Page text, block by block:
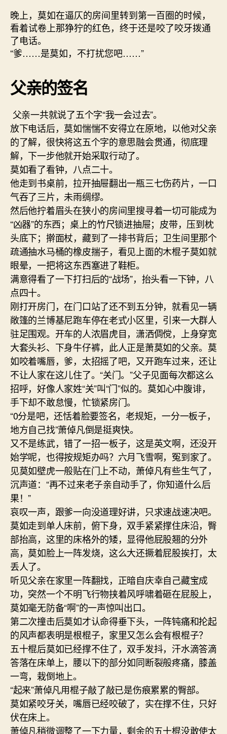
晚上，莫如在逼仄的房间里转到第一百圈的时候，
看着试卷上那狰狞的红色，终于还是咬了咬牙拨通
了电话。
“爹……是莫如，不打扰您吧……”
父亲的签名
父亲一共就说了五个字“我一会过去”。
放下电话后，莫如惴惴不安得立在原地，以他对父亲
的了解，很快将这五个字的意思融会贯通，彻底理
解，下一步他就开始采取行动了。
莫如看了看钟，八点二十。
他走到书桌前，拉开抽屉翻出一瓶三七伤药片，一口
气吞了三片，未雨绸缪。
然后他拧着眉头在狭小的房间里搜寻着一切可能成为
“凶器”的东西；桌上的竹尺锁进抽屉；皮带，压到枕
头底下；擀面杖，藏到了一排书背后；卫生间里那个
疏通抽水马桶的橡皮揣子，看见上面的木棍子莫如就
眼晕，一把将这东西塞进了鞋柜。
满意得看了一下打扫后的“战场”，抬头看一下钟，八
点四十。
刚打开房门，在门口站了还不到五分钟，就看见一辆
敞篷的兰博基尼跑车停在老式小区里，引来一大群人
驻足围观。开车的人浓眉虎目，潇洒倜傥，上身穿宽
大套头衫、下身牛仔裤，此人正是萧莫如的父亲。莫
如咬着嘴唇，爹，太招摇了吧，又开跑车过来，还让
不让人家在这儿住了。“关门。”父子见面每次都这么
招呼，好像人家姓“关”叫“门”似的。莫如心中腹诽，
手下却不敢怠慢，忙锁紧房门。
“0分是吧，还恬着脸要签名，老规矩，一分一板子，
地方自己找”萧倬凡倒是挺爽快。
又不是练武，错了一招一板子，这是英文啊，还没开
始学呢，也得按规矩办吗？六月飞雪啊，冤到家了。
见莫如壁虎一般贴在门上不动，萧倬凡有些生气了，
沉声道：“再不过来老子亲自动手了，你知道什么后
果！”
哀叹一声，跟爹一向没道理好讲，只求速战速决吧。
莫如走到单人床前，俯下身，双手紧紧撑住床沿，臀
部抬高，这里的床格外的矮，显得他屁股翘的分外
高，莫如脸上一阵发烧，这么大还撅着屁股挨打，太
丢人了。
听见父亲在家里一阵翻找，正暗自庆幸自己藏宝成
功，突然一个不明飞行物挟着风呼啸着砸在屁股上，
莫如毫无防备“啊”的一声惊叫出口。
第二次撞击后莫如才认命得垂下头，一阵钝痛和抡起
的风声都表明是根棍子，家里又怎么会有根棍子？
五十棍后莫如已经撑不住了，双手发抖，汗水滴答滴
答落在床单上，腰以下的部分如同断裂般疼痛，膝盖
一弯，栽倒地上。
“起来”萧倬凡用棍子敲了敲已是伤痕累累的臀部。
莫如紧咬牙关，嘴唇已经咬破了，实在撑不住，只好
伏在床上。
萧倬凡稍微调整了一下力量，剩余的五十棍没敢使太